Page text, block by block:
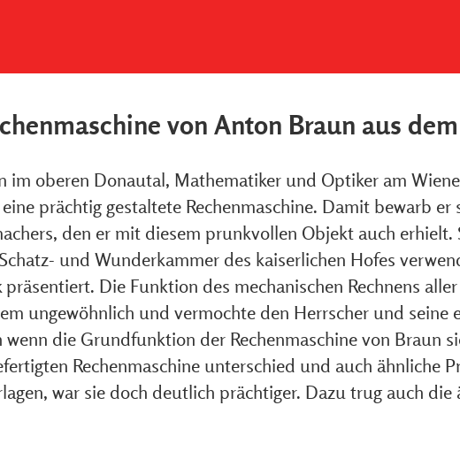
von Anton Braun aus dem
im oberen Donautal, Mathematiker und Optiker am
eine prächtig gestaltete Rechenmaschine. Damit bewarb
den er mit diesem prunkvollen Objekt auch erhielt.
und Wunderkammer des kaiserlichen Hofes
Die Funktion des mechanischen Rechnens
ungewöhnlich und vermochte den Herrscher und seine
wenn die Grundfunktion der Rechenmaschine von Braun
Rechenmaschine unterschied und auch ähnliche
war sie doch deutlich prächtiger. Dazu trug auch